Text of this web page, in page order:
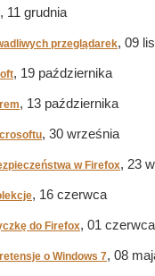
, 11 grudnia
przeglądarek, 09
, 19 października
, 13 października
, 30 września
w Firefox, 23
, 16 czerwca
do Firefox, 01 czerwca
o Windows 7, 08